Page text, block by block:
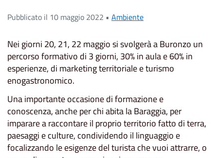
Pubblicato il 10 maggio 2022 • Ambiente
Nei giorni 20, 21, 22 maggio si svolgerà a Buronzo un
percorso formativo di 3 giorni, 30% in aula e 60% in
esperienze, di marketing territoriale e turismo
enogastronomico.
Una importante occasione di formazione e
conoscenza, anche per chi abita la Baraggia, per
imparare a raccontare il proprio territorio fatto di terra,
paesaggi e culture, condividendo il linguaggio e
focalizzando le esigenze del turista che vuoi attrarre, o